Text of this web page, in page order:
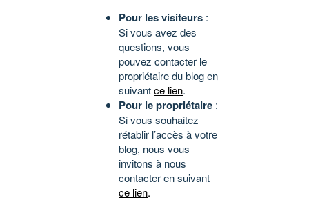
Pour les visiteurs :
Si vous avez des
questions, vous
pouvez contacter le
propriétaire du blog en
suivantce lien.
Pour le propriétaire :
Si vous souhaitez
rétablir l’accès à votre
blog, nous vous
invitons à nous
contacter en suivant
ce lien.